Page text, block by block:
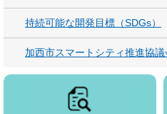
持続可能な開発目標（SDGs）
加西市スマートシティ推進協